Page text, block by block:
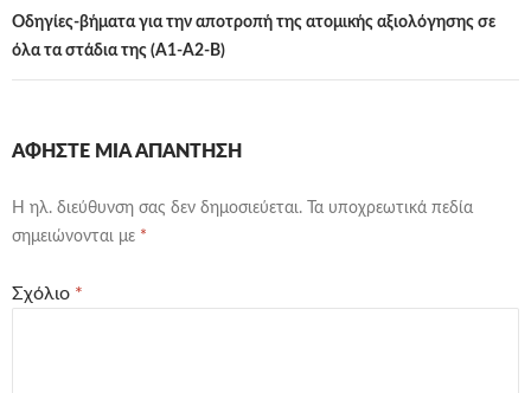
Οδηγίες-βήματα για την αποτροπή της ατομικής αξιολόγησης σε
όλα τα στάδια της (Α1-Α2-Β)
ΑΦΉΣΤΕ ΜΙΑ ΑΠΆΝΤΗΣΗ
Η ηλ. διεύθυνση σας δεν δημοσιεύεται.
Τα υποχρεωτικά πεδία
σημειώνονται με *
Σχόλιο *